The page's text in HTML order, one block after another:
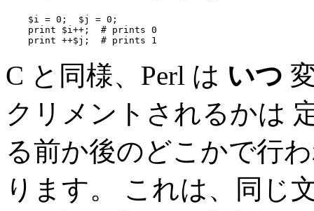
    $i = 0;  $j = 0;
    print $i++;  # prints 0
    print ++$j;  # prints 1
C と同様、Perl は いつ
クリメントされるかは
る前か後のどこかで行
ります。 これは、同じ